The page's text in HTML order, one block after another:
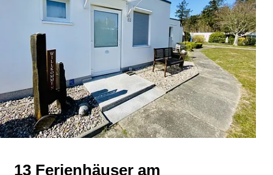
13 Ferienhäuser am